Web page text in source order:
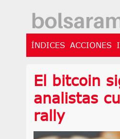
ÍNDICES ACCIONES
El bitcoin
analistas
rally